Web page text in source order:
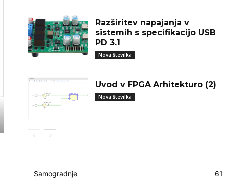
Razširitev napajanja v
sistemih s specifikacijo USB
PD 3.1
Nova številka
Uvod v FPGA Arhitekturo (2)
Nova številka
Samogradnje
61